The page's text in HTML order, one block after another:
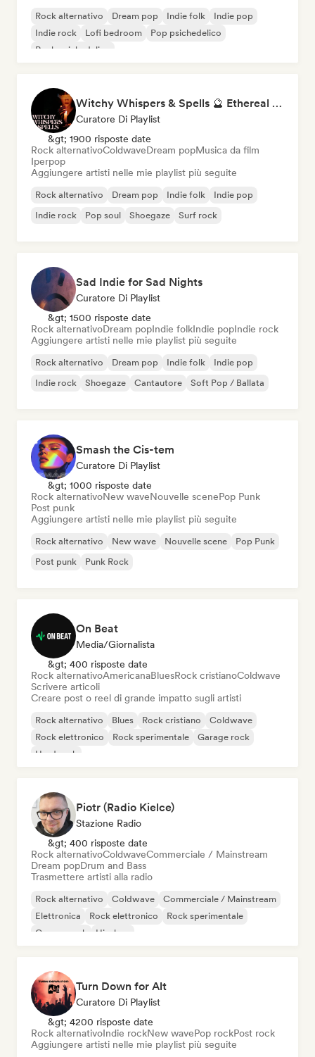
Rock alternativo Dream pop Indie folk
Indie pop
Indie rock
Lofi bedroom
Pop psichedelico
Rock psichedelico
Witchy Whispers & Spells 🔮 Ethereal Art Pop & Dream Pop
Curatore Di Playlist
&gt; 1900 risposte date
Rock alternativoColdwaveDream popMusica da film
Iperpop
Aggiungere artisti nelle mie playlist più seguite
Rock alternativo Dream pop Indie folk
Indie pop
Indie rock
Pop soul Shoegaze Surf rock
Sad Indie for Sad Nights
Curatore Di Playlist
&gt; 1500 risposte date
Rock alternativoDream popIndie folkIndie popIndie rock
Aggiungere artisti nelle mie playlist più seguite
Rock alternativo Dream pop Indie folk
Indie pop
Indie rock
Shoegaze Cantautore Soft Pop / Ballata
Smash the Cis-tem
Curatore Di Playlist
&gt; 1000 risposte date
Rock alternativoNew waveNouvelle scenePop Punk
Post punk
Aggiungere artisti nelle mie playlist più seguite
Rock alternativo New wave Nouvelle scene
Pop Punk
Post punk
Punk Rock
On Beat
Media/Giornalista
&gt; 400 risposte date
Rock alternativoAmericanaBluesRock cristianoColdwave
Scrivere articoli
Creare post o reel di grande impatto sugli artisti
Rock alternativo Blues Rock cristiano
Coldwave
Rock elettronico
Rock sperimentale
Garage rock
Hard rock
Piotr (Radio Kielce)
Stazione Radio
&gt; 400 risposte date
Rock alternativoColdwaveCommerciale / Mainstream
Dream popDrum and Bass
Trasmettere artisti alla radio
Rock alternativo Coldwave
Commerciale / Mainstream
Elettronica
Rock elettronico
Rock sperimentale
Garage rock
Hip-hop
Turn Down for Alt
Curatore Di Playlist
&gt; 4200 risposte date
Rock alternativoIndie rockNew wavePop rockPost rock
Aggiungere artisti nelle mie playlist più seguite